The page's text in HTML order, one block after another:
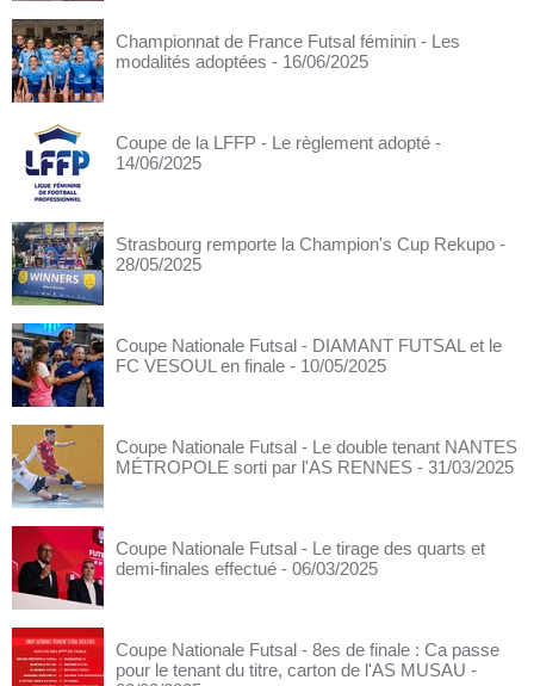
Championnat de France Futsal féminin - Les
modalités adoptées - 16/06/2025
Coupe de la LFFP - Le règlement adopté -
14/06/2025
Strasbourg remporte la Champion's Cup Rekupo -
28/05/2025
Coupe Nationale Futsal - DIAMANT FUTSAL et le
FC VESOUL en finale - 10/05/2025
Coupe Nationale Futsal - Le double tenant NANTES
MÉTROPOLE sorti par l'AS RENNES - 31/03/2025
Coupe Nationale Futsal - Le tirage des quarts et
demi-finales effectué - 06/03/2025
Coupe Nationale Futsal - 8es de finale : Ca passe
pour le tenant du titre, carton de l'AS MUSAU -